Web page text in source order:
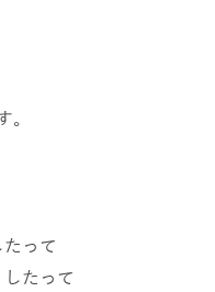
。
って
したって